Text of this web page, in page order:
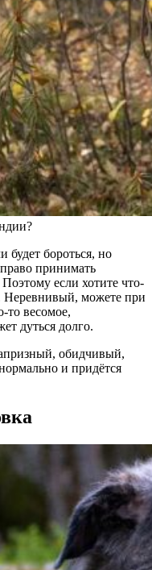
будет бороться, но
принимать
если хотите что-
Неревнивый, можете при
то весомое,
дуться долго.
обидчивый,
и придётся